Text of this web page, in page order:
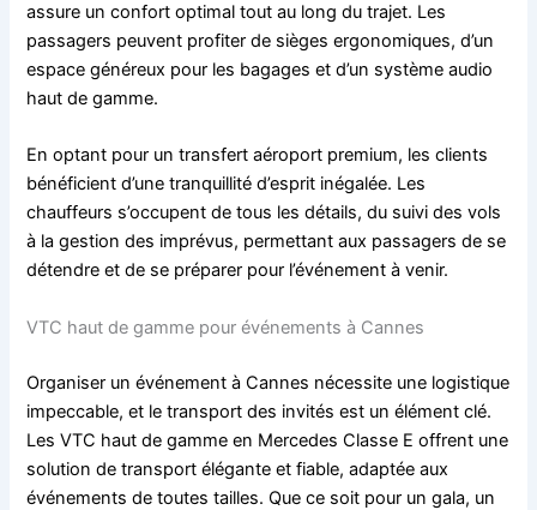
assure un confort optimal tout au long du trajet. Les
passagers peuvent profiter de sièges ergonomiques, d’un
espace généreux pour les bagages et d’un système audio
haut de gamme.
En optant pour un transfert aéroport premium, les clients
bénéficient d’une tranquillité d’esprit inégalée. Les
chauffeurs s’occupent de tous les détails, du suivi des vols
à la gestion des imprévus, permettant aux passagers de se
détendre et de se préparer pour l’événement à venir.
VTC haut de gamme pour événements à Cannes
Organiser un événement à Cannes nécessite une logistique
impeccable, et le transport des invités est un élément clé.
Les VTC haut de gamme en Mercedes Classe E offrent une
solution de transport élégante et fiable, adaptée aux
événements de toutes tailles. Que ce soit pour un gala, un